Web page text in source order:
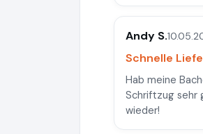
Andy S.
Schnelle
Hab meine
Schriftzug sehr
wieder!